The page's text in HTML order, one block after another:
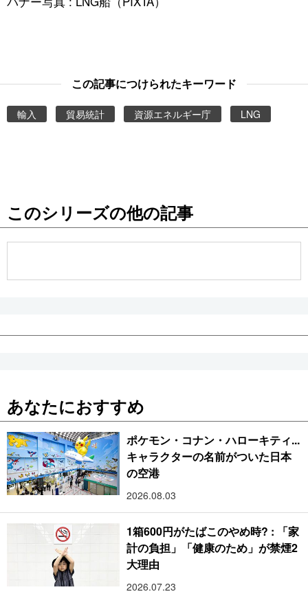
この記事につけられたキーワード
輸入 貿易統計 資源エネルギー庁 LNG
このシリーズの他の記事
あなたにおすすめ
ポケモン・コナン・ハローキティ...
キャラクターの名前がついた日本
の空港
2026.08.03
1箱600円がたばこのやめ時? : 「家
計の負担」「健康のため」が禁煙2
大理由
2026.07.23